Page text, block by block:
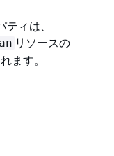
ィは、
リソースの
ます。